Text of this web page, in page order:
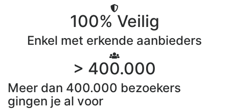
100% Veilig
Enkel met erkende aanbieders
> 400.000
Meer dan 400.000 bezoekers
gingen je al voor